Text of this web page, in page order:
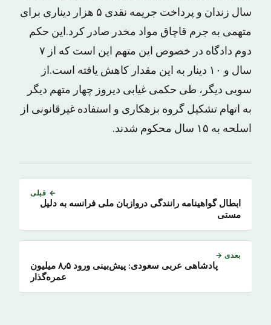
سال زندان و پرداخت جریمه نقدی ۵ هزار دیناری برای
متهمی به جرم قاچاق مواد مخدر صادر کرد.این حکم
دوم دادگاه در خصوص این متهم این است که از ۷
سال و ۱۰ دینار به این مقدار کاهش یافته است.از
سویی دیگر، طی حکمی غیابی دیروز چهار متهم دیگر
به اتهام تشکیل گروه بزهکاری و استفاده غیرقانونی از
اسلحه به ۱۵ سال محکوم شدند.
← قبلی
ابطال گواهینامه رانندگی دروازبان ملی فرانسه به دلیل
مستی
بعدی →
پادشاهی عربی سعودی: پیش‌بینی ورود ۸٫۵ میلیون
عمره‌گذار